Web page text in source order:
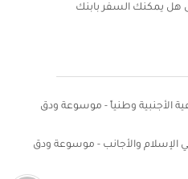
هل يمكنك السفر بابنك
الأجنبية وطنياً - موسوعة ودق
الإسلام والأجانب - موسوعة ودق